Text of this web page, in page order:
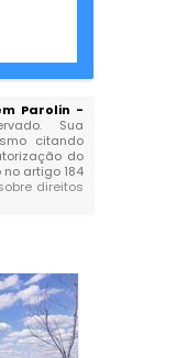
Parolin -
Sua
citando
do
artigo 184
direitos